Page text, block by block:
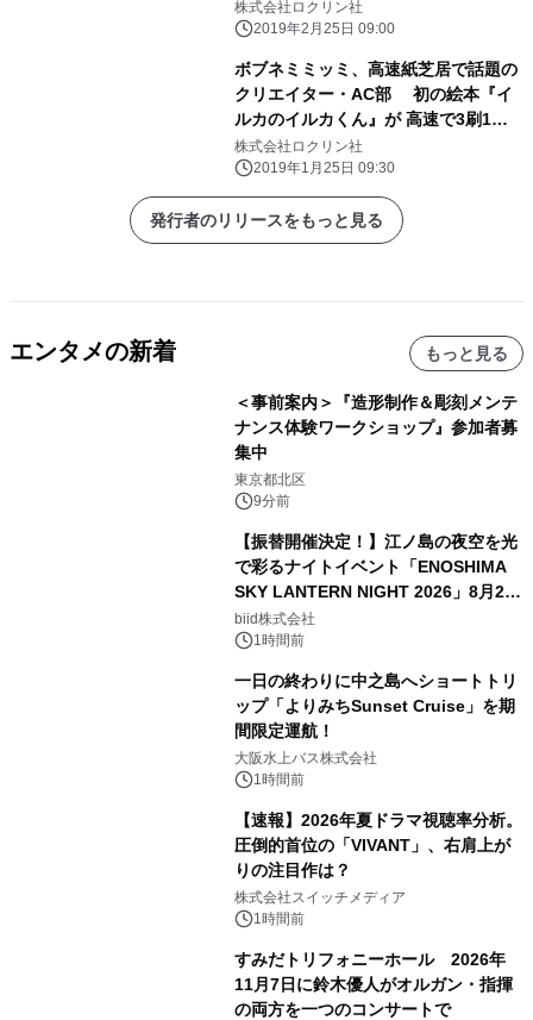
て先行受注
株式会社ロクリン社
2019年2月25日 09:00
ボブネミミッミ、高速紙芝居で話題の
クリエイター・AC部 初の絵本『イ
ルカのイルカくん』が 高速で3刷1万
部決定の大ヒット！！ サイン会＆高速
紙芝居実演＠秋葉原・書泉ブックタワ
ー(1/27)
株式会社ロクリン社
2019年1月25日 09:30
発行者のリリースをもっと見る
エンタメの新着 もっと見る
＜事前案内＞『造形制作＆彫刻メンテ
ナンス体験ワークショップ』参加者募
集中
東京都北区
9分前
【振替開催決定！】江ノ島の夜空を光
で彩るナイトイベント「ENOSHIMA
SKY LANTERN NIGHT 2026」8月22
日(土)振替開催＆受付スタート！
biid株式会社
1時間前
一日の終わりに中之島へショートトリ
ップ「よりみちSunset Cruise」を期
間限定運航！
大阪水上バス株式会社
1時間前
【速報】2026年夏ドラマ視聴率分析。
圧倒的首位の「VIVANT」、右肩上が
りの注目作は？
株式会社スイッチメディア
1時間前
すみだトリフォニーホール 2026年
11月7日に鈴木優人がオルガン・指揮
の両方を一つのコンサートで